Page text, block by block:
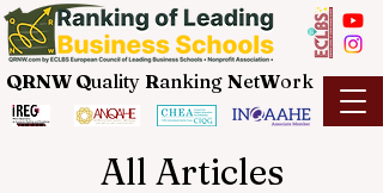
QRNW Quality Ranking NetWork
All Articles